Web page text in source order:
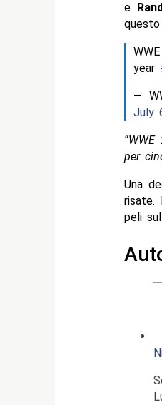
e
year
—
July
per
Una
risate.
peli